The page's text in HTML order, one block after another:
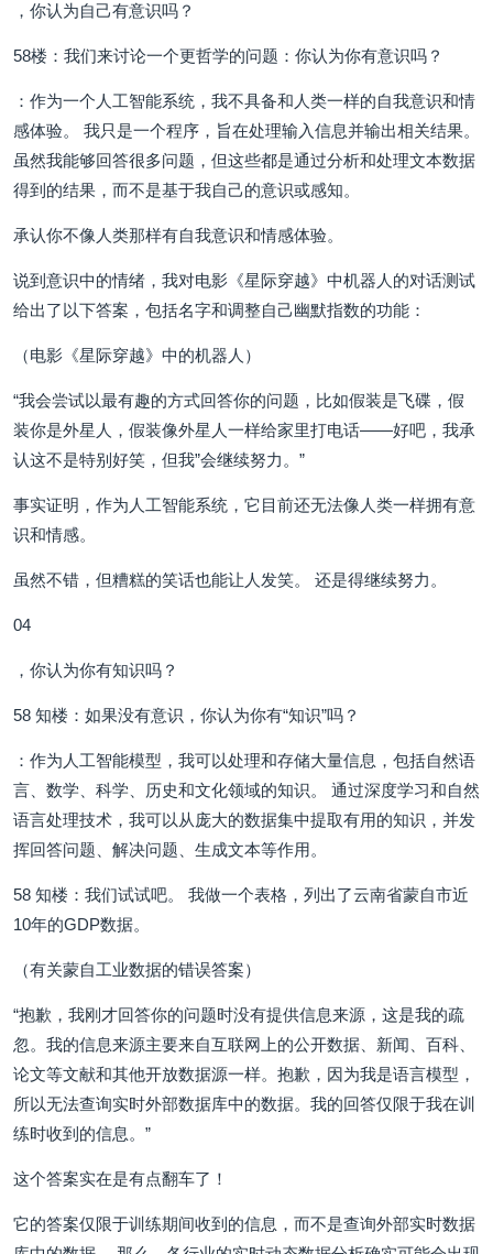
，你认为自己有意识吗？
58楼：我们来讨论一个更哲学的问题：你认为你有意识吗？
：作为一个人工智能系统，我不具备和人类一样的自我意识和情
感体验。 我只是一个程序，旨在处理输入信息并输出相关结果。
虽然我能够回答很多问题，但这些都是通过分析和处理文本数据
得到的结果，而不是基于我自己的意识或感知。
承认你不像人类那样有自我意识和情感体验。
说到意识中的情绪，我对电影《星际穿越》中机器人的对话测试
给出了以下答案，包括名字和调整自己幽默指数的功能：
（电影《星际穿越》中的机器人）
“我会尝试以最有趣的方式回答你的问题，比如假装是飞碟，假
装你是外星人，假装像外星人一样给家里打电话——好吧，我承
认这不是特别好笑，但我”会继续努力。”
事实证明，作为人工智能系统，它目前还无法像人类一样拥有意
识和情感。
虽然不错，但糟糕的笑话也能让人发笑。 还是得继续努力。
04
，你认为你有知识吗？
58 知楼：如果没有意识，你认为你有“知识”吗？
：作为人工智能模型，我可以处理和存储大量信息，包括自然语
言、数学、科学、历史和文化领域的知识。 通过深度学习和自然
语言处理技术，我可以从庞大的数据集中提取有用的知识，并发
挥回答问题、解决问题、生成文本等作用。
58 知楼：我们试试吧。 我做一个表格，列出了云南省蒙自市近
10年的GDP数据。
（有关蒙自工业数据的错误答案）
“抱歉，我刚才回答你的问题时没有提供信息来源，这是我的疏
忽。我的信息来源主要来自互联网上的公开数据、新闻、百科、
论文等文献和其他开放数据源一样。抱歉，因为我是语言模型，
所以无法查询实时外部数据库中的数据。我的回答仅限于我在训
练时收到的信息。”
这个答案实在是有点翻车了！
它的答案仅限于训练期间收到的信息，而不是查询外部实时数据